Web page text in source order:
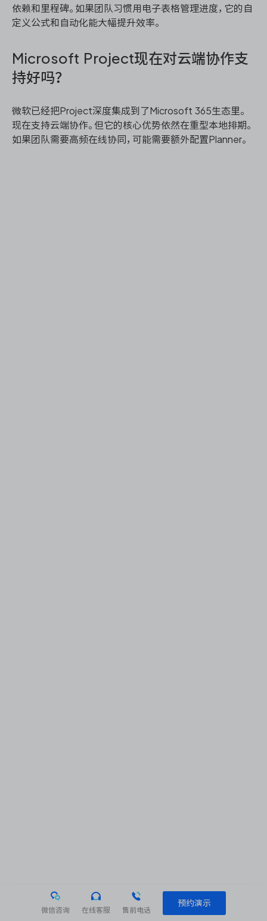
依赖和里程碑。如果团队习惯用电子表格管理进度，它的自
定义公式和自动化能大幅提升效率。
Microsoft Project现在对云端协作支
持好吗？
微软已经把Project深度集成到了Microsoft 365生态里。
现在支持云端协作。但它的核心优势依然在重型本地排期。
如果团队需要高频在线协同，可能需要额外配置Planner。
微信咨询 在线客服 售前电话
预约演示